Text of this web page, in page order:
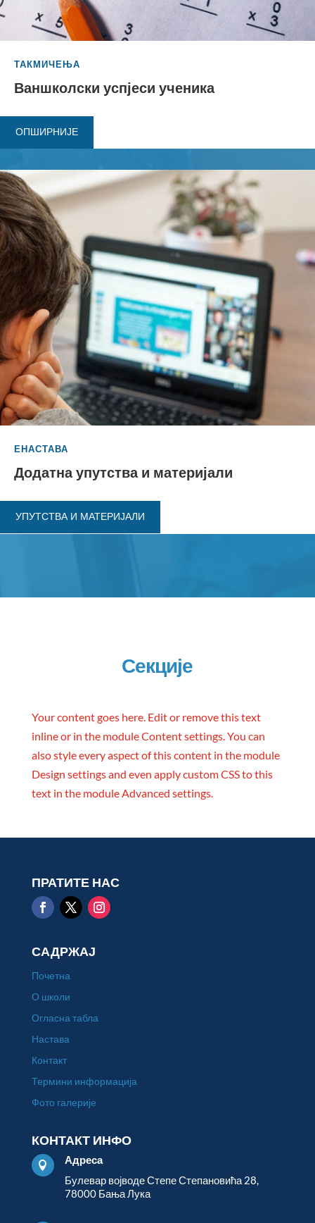
ТАКМИЧЕЊА
Ваншколски успјеси ученика
ОПШИРНИЈЕ
ЕНАСТАВА
Додатна упутства и материјали
УПУТСТВА И МАТЕРИЈАЛИ
Секције
Your content goes here. Edit or remove this text
inline or in the module Content settings. You can
also style every aspect of this content in the module
Design settings and even apply custom CSS to this
text in the module Advanced settings.
ПРАТИТЕ НАС
САДРЖАЈ
Почетна
О школи
Огласна табла
Настава
Контакт
Термини информација
Фото галерије
КОНТАКТ ИНФО

Адреса
Булевар војводе Степе Степановића 28,
78000 Бања Лука